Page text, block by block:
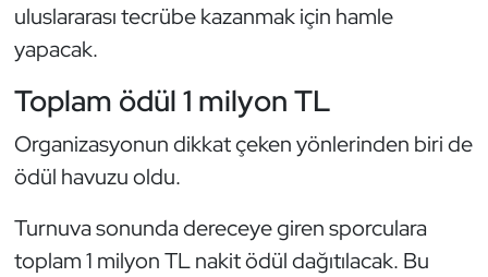
uluslararası tecrübe kazanmak için hamle
yapacak.
Toplam ödül 1 milyon TL
Organizasyonun dikkat çeken yönlerinden biri de
ödül havuzu oldu.
Turnuva sonunda dereceye giren sporculara
toplam 1 milyon TL nakit ödül dağıtılacak. Bu
Masa Tenisi
Motor Sporları
Muay Thai
Okçuluk